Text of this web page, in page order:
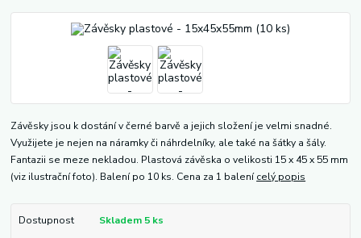
Závěsky jsou k dostání v černé barvě a jejich složení je velmi snadné.
Využijete je nejen na náramky či náhrdelníky, ale také na šátky a šály.
Fantazii se meze nekladou. Plastová závěska o velikosti 15 x 45 x 55 mm
(viz ilustrační foto). Balení po 10 ks. Cena za 1 balenícelý popis
Dostupnost Skladem 5 ks